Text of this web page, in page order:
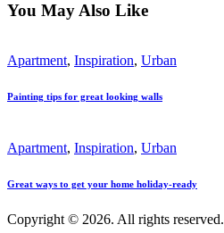
You May Also Like
Apartment, Inspiration, Urban
Painting tips for great looking walls
Apartment, Inspiration, Urban
Great ways to get your home holiday-ready
Copyright © 2026. All rights reserved.